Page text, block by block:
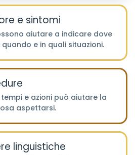
e sintomi
aiutare a indicare dove
e in quali situazioni.
e azioni può aiutare la
aspettarsi.
linguistiche